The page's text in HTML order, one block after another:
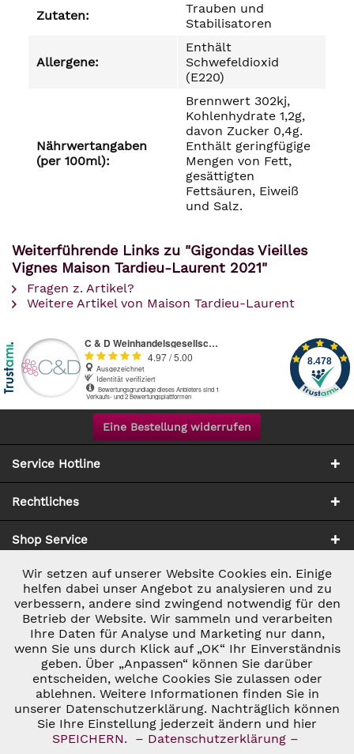
Zutaten:
Trauben und
Stabilisatoren
Allergene:
Enthält
Schwefeldioxid
(E220)
Nährwertangaben
(per 100ml):
Brennwert 302kj,
Kohlenhydrate 1,2g,
davon Zucker 0,4g.
Enthält geringfügige
Mengen von Fett,
gesättigten
Fettsäuren, Eiweiß
und Salz.
Weiterführende Links zu "Gigondas Vieilles
Vignes Maison Tardieu-Laurent 2021"
Fragen z. Artikel?
Weitere Artikel von Maison Tardieu-Laurent
Eine Bestellung widerrufen
Service Hotline
Rechtliches
Shop Service
Zahlung & Versand
* ALLE PREISE INKL. GESETZL. UMSATZSTEUER ZZGL.
VERSANDKOSTEN UND GGF. NACHNAHMEGEBÜHREN, WENN NICHT
ANDERS BESCHRIEBEN
© 2026 C&D WEINHANDEL - ALL RIGHTS RESERVED. THEME BY
THEMEWARE®
Notwendig Aktiv
Marketing Inaktiv
Tracking Inaktiv
Personalisierung Inaktiv
Wir setzen auf unserer Website Cookies ein. Einige
helfen dabei unser Angebot zu analysieren und zu
verbessern, andere sind zwingend notwendig für den
Betrieb der Website. Wir sammeln und verarbeiten
Ihre Daten für Analyse und Marketing nur dann,
wenn Sie uns durch Klick auf „OK“ Ihr Einverständnis
geben. Über „Anpassen“ können Sie darüber
entscheiden, welche Cookies Sie zulassen oder
ablehnen. Weitere Informationen finden Sie in
unserer Datenschutzerklärung. Nachträglich können
Sie Ihre Einstellung jederzeit ändern und hier
SPEICHERN.
– Datenschutzerklärung –